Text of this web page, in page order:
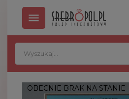

OBECNIE BRAK NA STANIE